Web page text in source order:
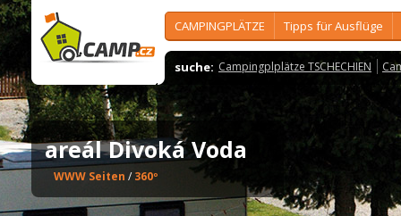
CAMPINGPLÄTZE Tipps für Ausflüge
suche: Campingplplätze TSCHECHIEN
areál Divoká Voda
WWW Seiten / 360º